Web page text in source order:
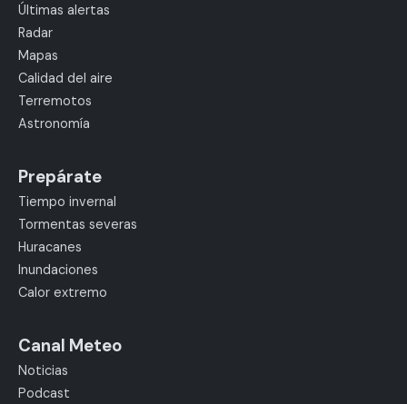
Últimas alertas
Radar
Mapas
Calidad del aire
Terremotos
Astronomía
Prepárate
Tiempo invernal
Tormentas severas
Huracanes
Inundaciones
Calor extremo
Canal Meteo
Noticias
Podcast